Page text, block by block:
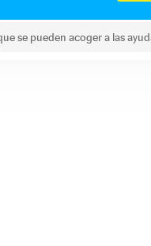
se pueden acoger a las